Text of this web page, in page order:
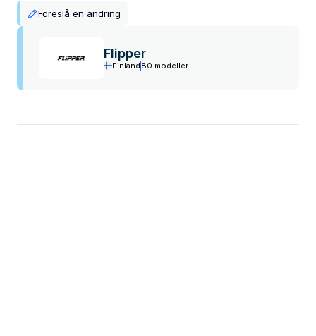
Föreslå en ändring
Flipper
Finland 80 modeller